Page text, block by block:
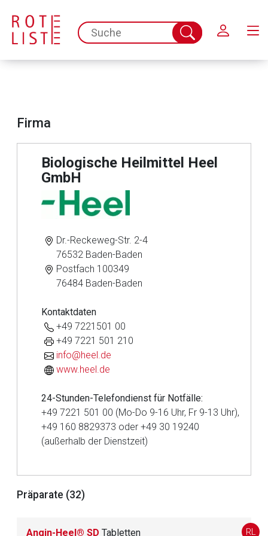
spc.search.input.placeholder
Suche
abschicken
Firma
Biologische Heilmittel Heel
GmbH
Dr.-Reckeweg-Str. 2-4
76532 Baden-Baden
Postfach 100349
76484 Baden-Baden
Kontaktdaten
+49 7221501 00
+49 7221 501 210
info@heel.de
www.heel.de
24-Stunden-Telefondienst für Notfälle:
+49 7221 501 00 (Mo-Do 9-16 Uhr, Fr 9-13 Uhr),
+49 160 8829373 oder +49 30 19240
(außerhalb der Dienstzeit)
Präparate (32)
Angin-Heel® SD Tabletten
RL
Aufruf einer externen Seite
Der von Ihnen aufgerufene Link öffnet eine externe Web-